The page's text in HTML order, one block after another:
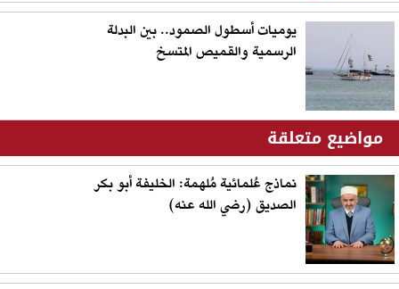
يوميات أسطول الصمود.. بين البدلة
الرسمية والقميص المتسخ
مواضيع متعلقة
نماذج عُلمائية مُلهمة: الخليفة أبو بكر
الصديق (رضي الله عنه)